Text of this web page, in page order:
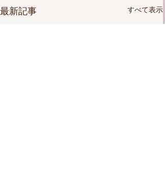
最新記事 すべて表示